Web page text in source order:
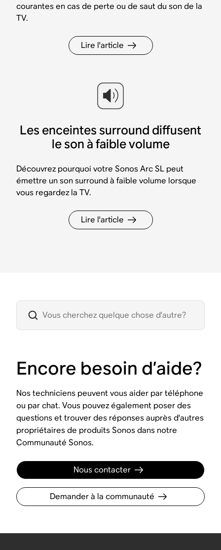
courantes en cas de perte ou de saut du son de la
TV.
Lire l'article
Les enceintes surround diffusent
le son à faible volume
Découvrez pourquoi votre Sonos Arc SL peut
émettre un son surround à faible volume lorsque
vous regardez la TV.
Lire l'article
Encore besoin d’aide?
Nos techniciens peuvent vous aider par téléphone
ou par chat. Vous pouvez également poser des
questions et trouver des réponses auprès d'autres
propriétaires de produits Sonos dans notre
Communauté Sonos.
Nous contacter
Demander à la communauté